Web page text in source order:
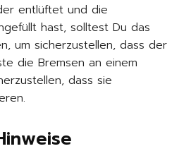
entlüftet und die
hast, solltest Du das
um sicherzustellen, dass der
die Bremsen an einem
dass sie